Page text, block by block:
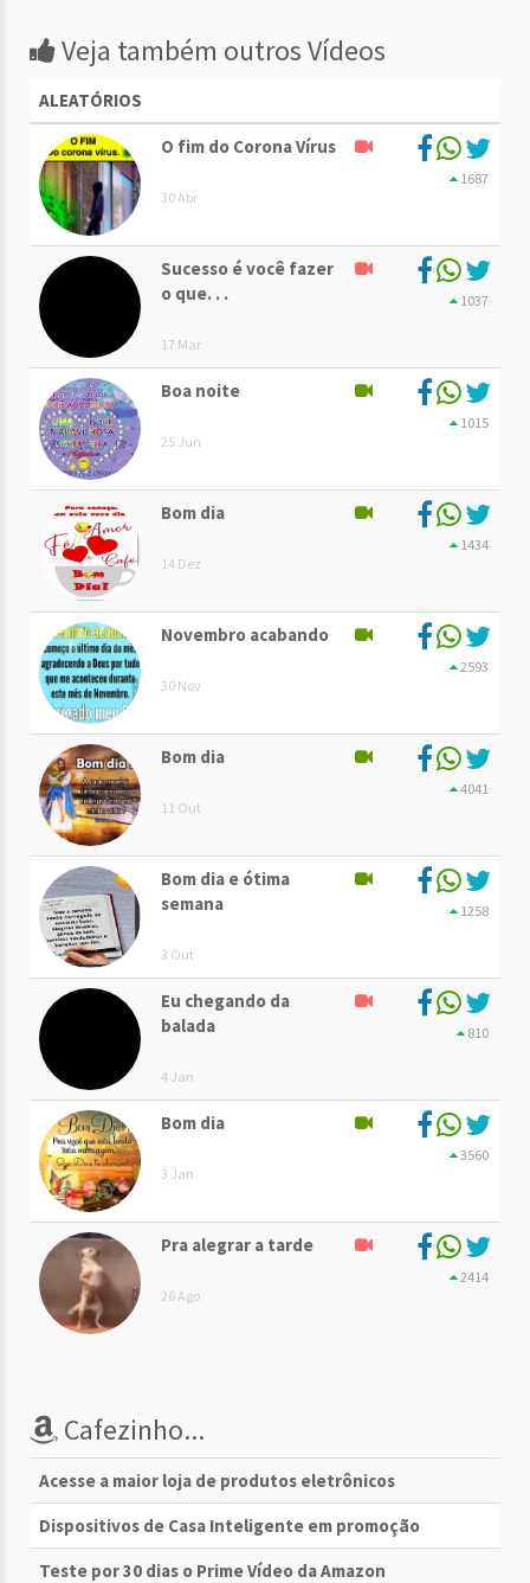
Veja também outros Vídeos
ALEATÓRIOS
O fim do Corona Vírus
30 Abr
1687
Sucesso é você fazer
o que. . .
17 Mar
1037
Boa noite
25 Jun
1015
Bom dia
14 Dez
1434
Novembro acabando
30 Nov
2593
Bom dia
11 Out
4041
Bom dia e ótima
semana
3 Out
1258
Eu chegando da
balada
4 Jan
810
Bom dia
3 Jan
3560
Pra alegrar a tarde
26 Ago
2414
Cafezinho...
Acesse a maior loja de produtos eletrônicos
Dispositivos de Casa Inteligente em promoção
Teste por 30 dias o Prime Vídeo da Amazon